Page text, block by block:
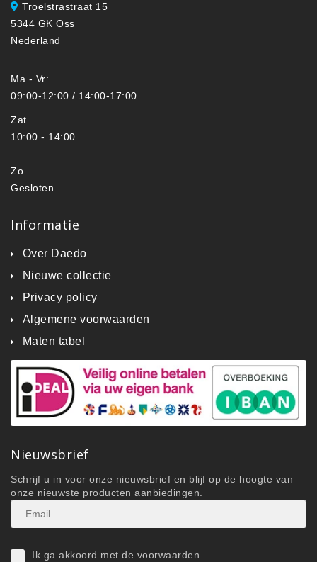
Troelstrastraat 15
5344 GK Oss
Nederland
Ma - Vr:
09:00-12:00 / 14:00-17:00
Zat
10:00 - 14:00
Zo
Gesloten
Informatie
Over Daedo
Nieuwe collectie
Privacy policy
Algemene voorwaarden
Maten tabel
Nieuwsbrief
Schrijf u in voor onze nieuwsbrief en blijf op de hoogte van
onze nieuwste producten aanbiedingen.
Ik ga akkoord met de voorwaarden